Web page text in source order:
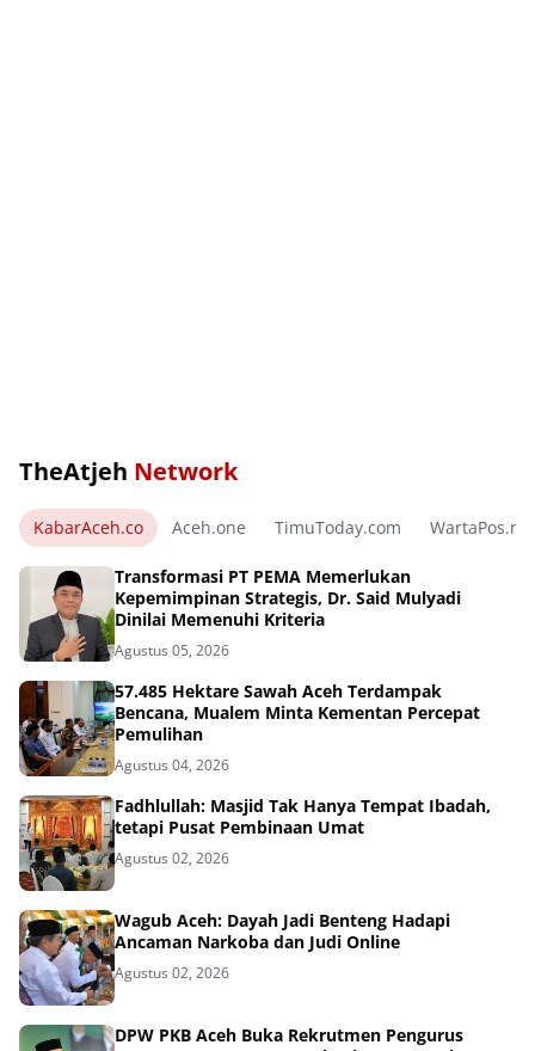
TheAtjeh Network
KabarAceh.co Aceh.one TimuToday.com WartaPos.net
Transformasi PT PEMA Memerlukan
Kepemimpinan Strategis, Dr. Said Mulyadi
Dinilai Memenuhi Kriteria
Agustus 05, 2026
57.485 Hektare Sawah Aceh Terdampak
Bencana, Mualem Minta Kementan Percepat
Pemulihan
Agustus 04, 2026
Fadhlullah: Masjid Tak Hanya Tempat Ibadah,
tetapi Pusat Pembinaan Umat
Agustus 02, 2026
Wagub Aceh: Dayah Jadi Benteng Hadapi
Ancaman Narkoba dan Judi Online
Agustus 02, 2026
DPW PKB Aceh Buka Rekrutmen Pengurus